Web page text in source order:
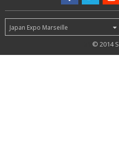
Japan Expo Marseille
© 2014